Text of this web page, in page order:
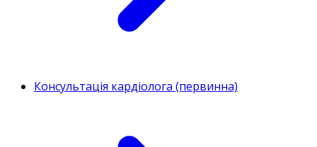
Консультація кардіолога (первинна)